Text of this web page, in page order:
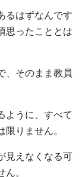
るはずなんです
思ったこととは
、そのまま教員
ように、すべて
限りません。
見えなくなる可
。